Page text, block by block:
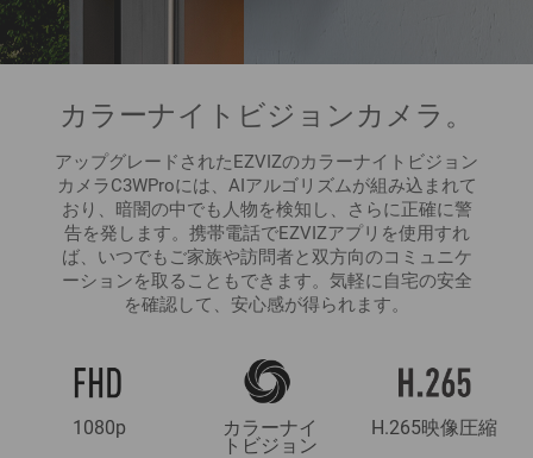
カラーナイトビジョンカメラ。
アップグレードされたEZVIZのカラーナイトビジョン
カメラC3WProには、AIアルゴリズムが組み込まれて
おり、暗闇の中でも人物を検知し、さらに正確に警
告を発します。携帯電話でEZVIZアプリを使用すれ
ば、いつでもご家族や訪問者と双方向のコミュニケ
ーションを取ることもできます。気軽に自宅の安全
を確認して、安心感が得られます。
1080p
カラーナイ
トビジョン
H.265映像圧縮